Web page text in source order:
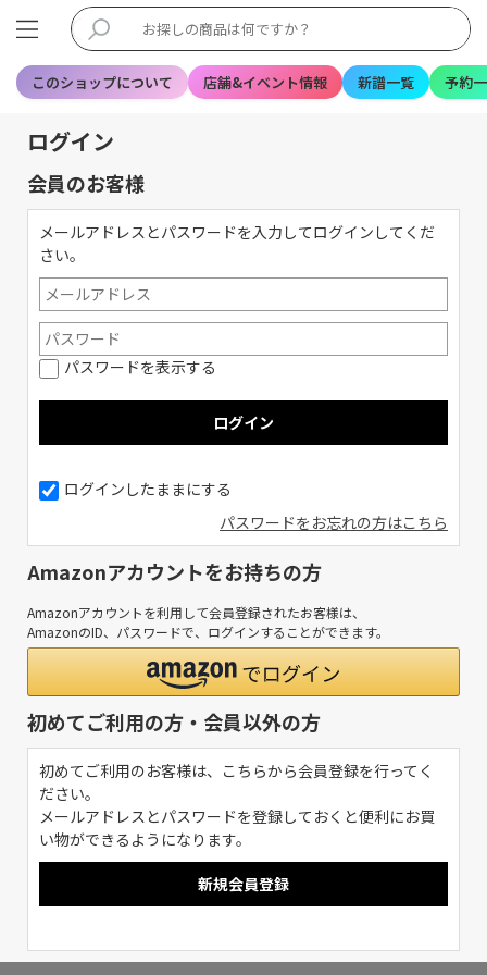
このショップについて 店舗&イベント情報 新譜一覧 予約
ログイン
会員のお客様
メールアドレスとパスワードを入力してログインしてくだ
さい。
パスワードを表示する
ログインしたままにする
パスワードをお忘れの方はこちら
Amazonアカウントをお持ちの方
Amazonアカウントを利用して会員登録されたお客様は、
AmazonのID、パスワードで、ログインすることができます。
初めてご利用の方・会員以外の方
初めてご利用のお客様は、こちらから会員登録を行ってく
ださい。
メールアドレスとパスワードを登録しておくと便利にお買
い物ができるようになります。